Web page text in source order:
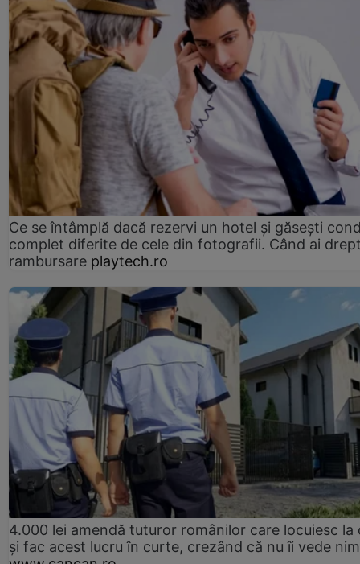
Ce se întâmplă dacă rezervi un hotel și găsești
complet diferite de cele din fotografii. Când ai
rambursare playtech.ro
4.000 lei amendă tuturor românilor care locuiesc la
și fac acest lucru în curte, crezând că nu îi vede